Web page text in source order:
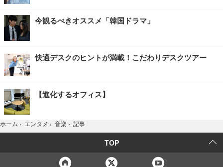
今観るべきオススメ「韓国ドラマ」
快適デスクのヒントが満載！こだわりデスクツアー
【進化するオフィス】
ホーム › エンタメ › 音楽 › 記事
TOP